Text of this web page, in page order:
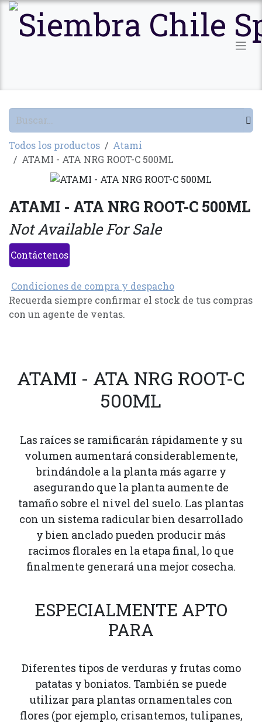
Ir al contenido
Todos los productos
Atami
ATAMI - ATA NRG ROOT-C 500ML
ATAMI - ATA NRG ROOT-C 500ML
Not Available For Sale
Contáctenos
Condiciones de compra y despacho
Recuerda siempre confirmar el stock de tus compras
con un agente de ventas.
ATAMI - ATA NRG ROOT-C
500ML
Las raíces se ramificarán rápidamente y su
volumen aumentará considerablemente,
brindándole a la planta más agarre y
asegurando que la planta aumente de
tamaño sobre el nivel del suelo. Las plantas
con un sistema radicular bien desarrollado
y bien anclado pueden producir más
racimos florales en la etapa final, lo que
finalmente generará una mejor cosecha.
ESPECIALMENTE APTO
PARA
Diferentes tipos de verduras y frutas como
patatas y boniatos. También se puede
utilizar para plantas ornamentales con
flores (por ejemplo, crisantemos, tulipanes,